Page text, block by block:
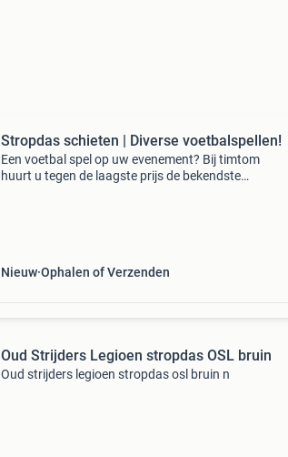
Stropdas schieten | Diverse voetbalspellen!
Een voetbal spel op uw evenement? Bij timtom
huurt u tegen de laagste prijs de bekendste
Nieuw Ophalen of Verzenden
Oud Strijders Legioen stropdas OSL bruin
Oud strijders legioen stropdas osl bruin n